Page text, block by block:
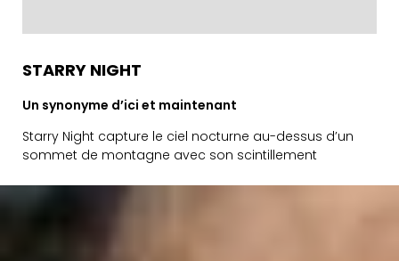
STARRY NIGHT
Un synonyme d’ici et maintenant
Starry Night capture le ciel nocturne au-dessus d’un
sommet de montagne avec son scintillement